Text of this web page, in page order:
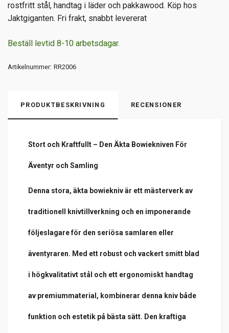
rostfritt stål, handtag i läder och pakkawood. Köp hos
Jaktgiganten. Fri frakt, snabbt levererat
Beställ levtid 8-10 arbetsdagar.
Artikelnummer: RR2006
PRODUKTBESKRIVNING RECENSIONER
Stort och Kraftfullt – Den Äkta Bowiekniven För
Äventyr och Samling
Denna stora, äkta bowiekniv är ett mästerverk av
traditionell knivtillverkning och en imponerande
följeslagare för den seriösa samlaren eller
äventyraren. Med ett robust och vackert smitt blad
i högkvalitativt stål och ett ergonomiskt handtag
av premiummaterial, kombinerar denna kniv både
funktion och estetik på bästa sätt. Den kraftiga